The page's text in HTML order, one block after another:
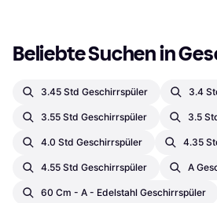
Beliebte Suchen in
3.45 Std Geschirrspüler 3.4
3.55 Std Geschirrspüler 3.5
4.0 Std Geschirrspüler 4.35
4.55 Std Geschirrspüler A
60 Cm - A - Edelstahl Geschirrspüler